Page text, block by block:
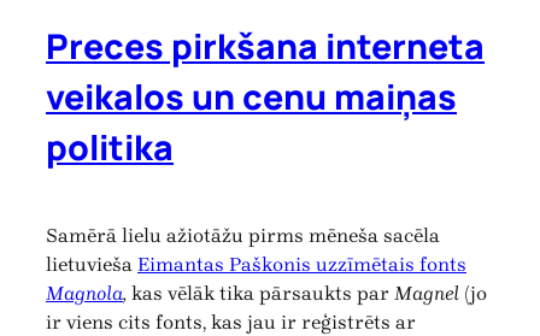
Preces pirkšana interneta
veikalos un cenu maiņas
politika
Samērā lielu ažiotāžu pirms mēneša sacēla
lietuvieša Eimantas Paškonis uzzīmētais fonts
Magnola, kas vēlāk tika pārsaukts par Magnel (jo
ir viens cits fonts, kas jau ir reģistrēts ar